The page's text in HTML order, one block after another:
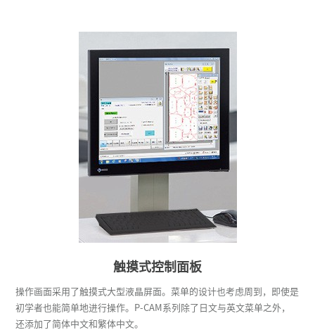
触摸式控制面板
操作画面采用了触摸式大型液晶屏面。菜单的设计也考虑周到，即使是
初学者也能简单地进行操作。P-CAM系列除了日文与英文菜单之外，
还添加了简体中文和繁体中文。